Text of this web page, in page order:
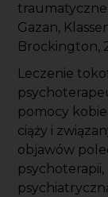
traumatyczne
Gazan,
Brockington,
Leczenie
pomocy
ciąży i
objawów